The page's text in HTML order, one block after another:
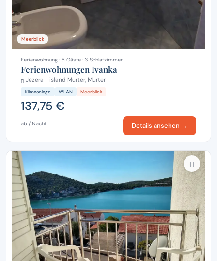
Meerblick
Ferienwohnung · 5 Gäste · 3 Schlafzimmer
Ferienwohnungen Ivanka
Jezera - island Murter, Murter
Klimaanlage WLAN Meerblick
137,75 €
ab / Nacht Details ansehen →